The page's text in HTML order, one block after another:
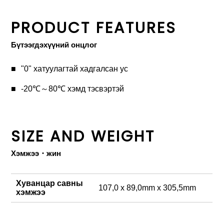
PRODUCT FEATURES
Бүтээгдэхүүний онцлог
"0" хатуулагтай хадгалсан ус
-20℃～80℃ хэмд тэсвэртэй
SIZE AND WEIGHT
Хэмжээ・жин
Хуванцар савны
хэмжээ
107,0 x 89,0mm x 305,5mm